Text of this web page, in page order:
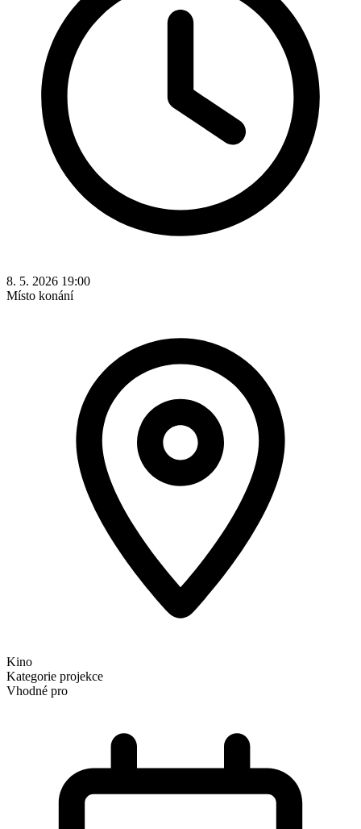
8. 5. 2026 19:00
Místo konání
Kino
Kategorie projekce
Vhodné pro